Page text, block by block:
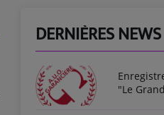
DERNIÈRES NEWS
"Le